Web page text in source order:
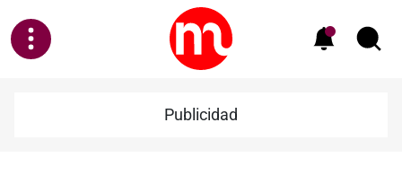
Publicidad